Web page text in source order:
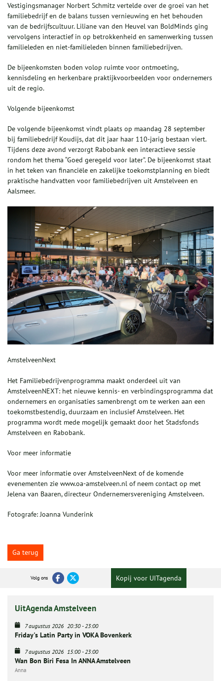
Vestigingsmanager Norbert Schmitz vertelde over de groei van het
familiebedrijf en de balans tussen vernieuwing en het behouden
van de bedrijfscultuur. Liliane van den Heuvel van BoldMinds ging
vervolgens interactief in op betrokkenheid en samenwerking tussen
familieleden en niet-familieleden binnen familiebedrijven.
De bijeenkomsten boden volop ruimte voor ontmoeting,
kennisdeling en herkenbare praktijkvoorbeelden voor ondernemers
uit de regio.
Volgende bijeenkomst
De volgende bijeenkomst vindt plaats op maandag 28 september
bij familiebedrijf Koudijs, dat dit jaar haar 110-jarig bestaan viert.
Tijdens deze avond verzorgt Rabobank een interactieve sessie
rondom het thema “Goed geregeld voor later”. De bijeenkomst staat
in het teken van financiële en zakelijke toekomstplanning en biedt
praktische handvatten voor familiebedrijven uit Amstelveen en
Aalsmeer.
AmstelveenNext
Het Familiebedrijvenprogramma maakt onderdeel uit van
AmstelveenNEXT: het nieuwe kennis- en verbindingsprogramma dat
ondernemers en organisaties samenbrengt om te werken aan een
toekomstbestendig, duurzaam en inclusief Amstelveen. Het
programma wordt mede mogelijk gemaakt door het Stadsfonds
Amstelveen en Rabobank.
Voor meer informatie
Voor meer informatie over AmstelveenNext of de komende
evenementen zie www.oa-amstelveen.nl of neem contact op met
Jelena van Baaren, directeur Ondernemersvereniging Amstelveen.
Fotografe: Joanna Vunderink
Ga terug
Volg ons Kopij voor UITagenda
UitAgenda Amstelveen
7 augustus 2026 20:30- 23:00
Friday's Latin Party in VOKA Bovenkerk
7 augustus 2026 15:00- 23:00
Wan Bon Biri Fesa In ANNA Amstelveen
Anna